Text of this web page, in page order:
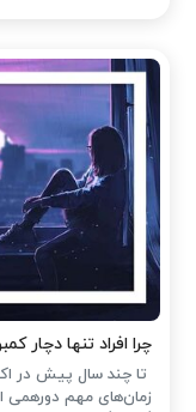
چرا افراد تنها دچار
تا چند سال پیش در
زمان‌های مهم دورهمی